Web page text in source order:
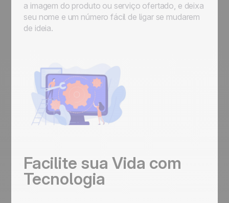
a imagem do produto ou serviço ofertado, e deixa
seu nome e um número fácil de ligar se mudarem
de ideia.
Facilite sua Vida com
Tecnologia